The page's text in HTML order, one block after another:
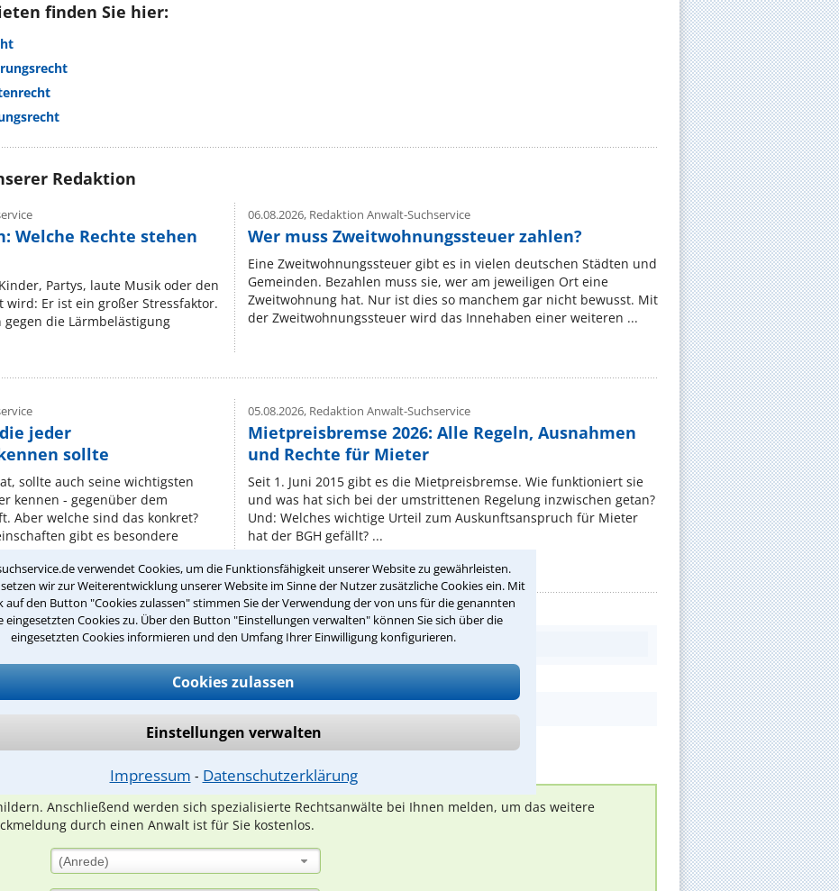
verwendet Cookies, um die Funktionsfähigkeit unserer Website zu gewährleisten.
wir zur Weiterentwicklung unserer Website im Sinne der Nutzer zusätzliche Cookies ein. Mit
auf den Button "Cookies zulassen" stimmen Sie der Verwendung der von uns für die genannten
eingesetzten Cookies zu. Über den Button "Einstellungen verwalten" können Sie sich über die
eingesetzten Cookies informieren und den Umfang Ihrer Einwilligung konfigurieren.
Cookies zulassen
Einstellungen verwalten
Impressum ⁃ Datenschutzerklärung
finden Sie hier:
Redaktion
Welche Rechte stehen
Partys, laute Musik oder den
Er ist ein großer Stressfaktor.
die Lärmbelästigung
06.08.2026,Redaktion Anwalt-Suchservice
Wer muss Zweitwohnungssteuer zahlen?
Eine Zweitwohnungssteuer gibt es in vielen deutschen Städten und
Gemeinden. Bezahlen muss sie, wer am jeweiligen Ort eine
Zweitwohnung hat. Nur ist dies so manchem gar nicht bewusst. Mit
der Zweitwohnungssteuer wird das Innehaben einer weiteren ...
jeder
sollte
sollte auch seine wichtigsten
kennen - gegenüber dem
Aber welche sind das konkret?
gibt es besondere
05.08.2026,Redaktion Anwalt-Suchservice
Mietpreisbremse 2026: Alle Regeln, Ausnahmen
und Rechte für Mieter
Seit 1. Juni 2015 gibt es die Mietpreisbremse. Wie funktioniert sie
und was hat sich bei der umstrittenen Regelung inzwischen getan?
Und: Welches wichtige Urteil zum Auskunftsanspruch für Mieter
hat der BGH gefällt? ...
Teste Dein Rechtswissen
Anschließend werden sich spezialisierte Rechtsanwälte bei Ihnen melden, um das weitere
durch einen Anwalt ist für Sie kostenlos.
(Anrede)